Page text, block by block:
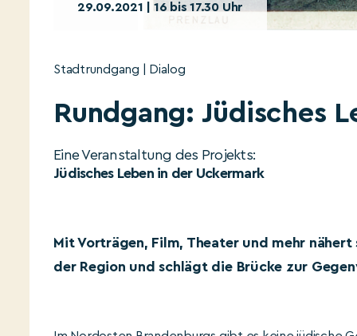
29.09.2021 | 16 bis 17.30 Uhr
Stadtrundgang | Dialog
Rundgang: Jüdisches
Eine Veranstaltung des Projekts:
Jüdisches Leben in der Uckermark
Mit Vorträgen, Film, Theater und mehr nähert
der Region und schlägt die Brücke zur